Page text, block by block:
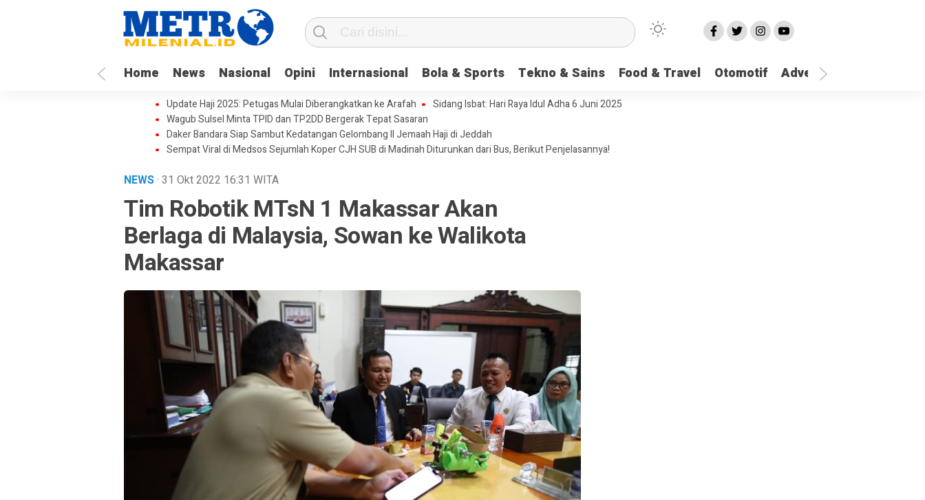
Home News Nasional Opini Internasional Bola & Sports Tekno & Sains Food & Travel Otomotif Advetorial
Update Haji 2025: Petugas Mulai Diberangkatkan ke Arafah
Sidang Isbat: Hari Raya Idul Adha 6 Juni 2025
Wagub Sulsel Minta TPID dan TP2DD Bergerak Tepat Sasaran
Daker Bandara Siap Sambut Kedatangan Gelombang II Jemaah Haji di Jeddah
Sempat Viral di Medsos Sejumlah Koper CJH SUB di Madinah Diturunkan dari Bus, Berikut Penjelasannya!
NEWS· 31 Okt 2022 16:31 WITA
Tim Robotik MTsN 1 Makassar Akan
Berlaga di Malaysia, Sowan ke Walikota
Makassar